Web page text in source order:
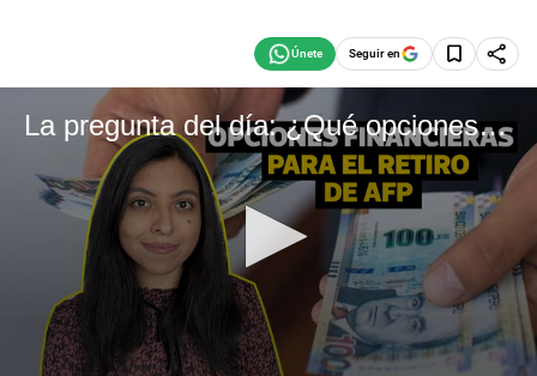
Seguir en
La pregunta del día: ¿Qué opciones financieras tienen los afiliados que accedan al retiro de AFP?